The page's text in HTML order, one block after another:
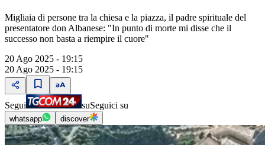
Migliaia di persone tra la chiesa e la piazza, il padre spirituale del
presentatore don Albanese: "In punto di morte mi disse che il
successo non basta a riempire il cuore"
20 Ago 2025 - 19:15
20 Ago 2025 - 19:15
Segui suSeguici su
whatsapp discover